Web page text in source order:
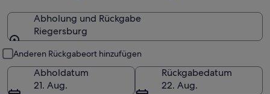
Abholung und Rückgabe
Riegersburg
Anderen Rückgabeort hinzufügen
Abholdatum
21. Aug.
Rückgabedatum
22. Aug.